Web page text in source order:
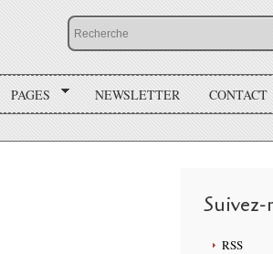
PAGES NEWSLETTER CONTACT
Suivez-
RSS